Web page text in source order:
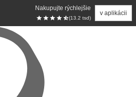
Nakupujte rýchlejšie
(13.2 tsd)
v aplikácii